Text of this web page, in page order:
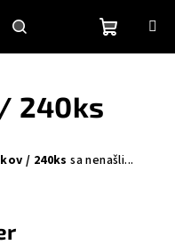
HľadaťPrihlásenie
240ks
/ 240ks sa nenašli...